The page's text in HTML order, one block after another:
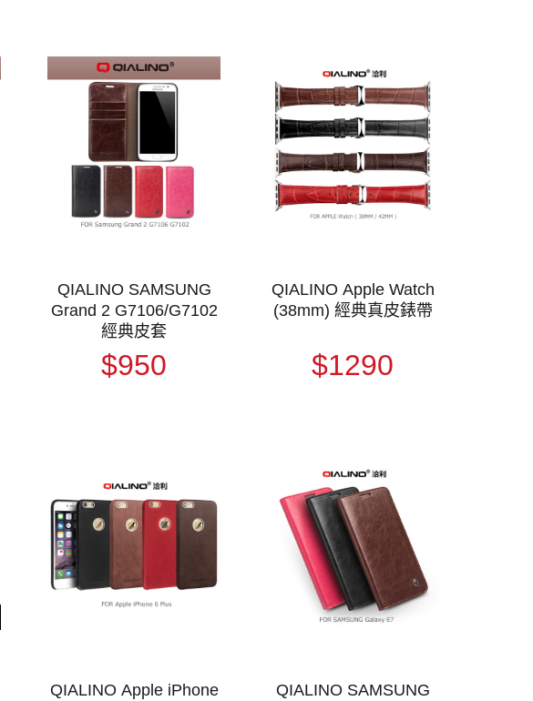
QIALINO SAMSUNG
Grand 2 G7106/G7102
經典皮套
$950
QIALINO Apple Watch
(38mm) 經典真皮錶帶
$1290
QIALINO Apple iPhone
QIALINO SAMSUNG